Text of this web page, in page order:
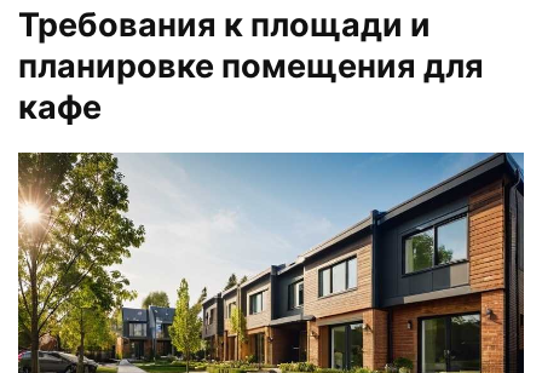
Требования к площади и
планировке помещения для
кафе